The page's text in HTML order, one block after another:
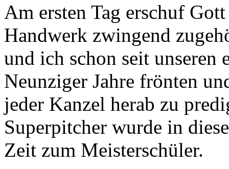
Am ersten Tag erschuf
Handwerk zwingend
und ich schon seit unseren
Neunziger Jahre frönten
jeder Kanzel herab zu
Superpitcher wurde in
Zeit zum Meisterschüler.